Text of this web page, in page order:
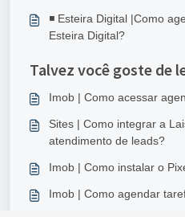
◾ Esteira Digital |Como agendar visitas através da
Esteira Digital?
Talvez você goste de
Imob | Como acessar
Sites | Como integrar a
atendimento de leads?
Imob | Como instalar o
Imob | Como agendar